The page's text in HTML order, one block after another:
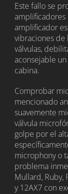
Este fallo se
amplificadores
amplificador
vibraciones de
válvulas,
aconsejable
cabina.
Comprobar
mencionado
suavemente
válvula
golpe por el
microphony o
problema
Mullard, Ruby,
y 12AX7 con